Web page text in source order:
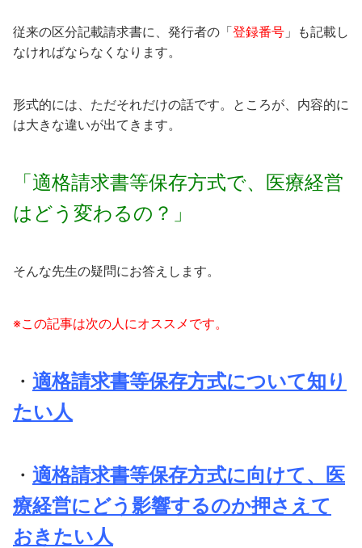
従来の区分記載請求書に、発行者の「 登録番号 」も記載し
なければならなくなります。
形式的には、ただそれだけの話です。ところが、内容的に
は大きな違いが出てきます。
「適格請求書等保存方式で、医療経営
はどう変わるの？」
そんな先生の疑問にお答えします。
※この記事は次の人にオススメです。
・ 適格請求書等保存方式について知り
たい人
・ 適格請求書等保存方式に向けて、医
療経営にどう影響するのか押さえて
おきたい人